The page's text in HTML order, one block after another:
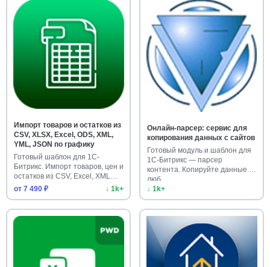
Импорт товаров и остатков из
CSV, XLSX, Excel, ODS, XML,
YML, JSON по графику
Готовый шаблон для 1С-
Битрикс. Импорт товаров, цен и
остатков из CSV, Excel, XML…
от 7 490 ₽
↓ 1k+
Онлайн-парсер: сервис для
копирования данных с сайтов
Готовый модуль и шаблон для
1С-Битрикс — парсер
контента. Копируйте данные с
люб…
↓ 1k+